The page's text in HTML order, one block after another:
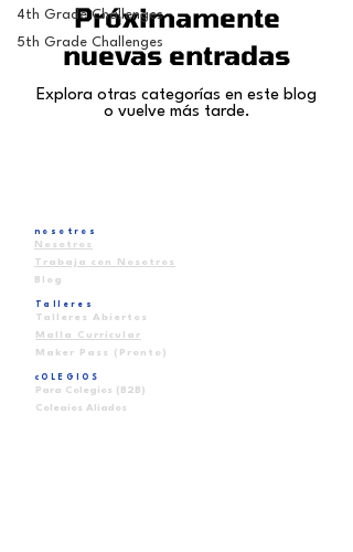
4th Grade Challenges
5th Grade Challenges
Próximamente
nuevas entradas
Explora otras categorías en este blog
o vuelve más tarde.
nosotros
Nosotros
Trabaja con Nosotros
Blog
Talleres
Talleres Abiertos
Malla Curricular
Maker Pass (Pronto)
cOLEGIOS
Para Colegios (B2B)
Colegios Aliados